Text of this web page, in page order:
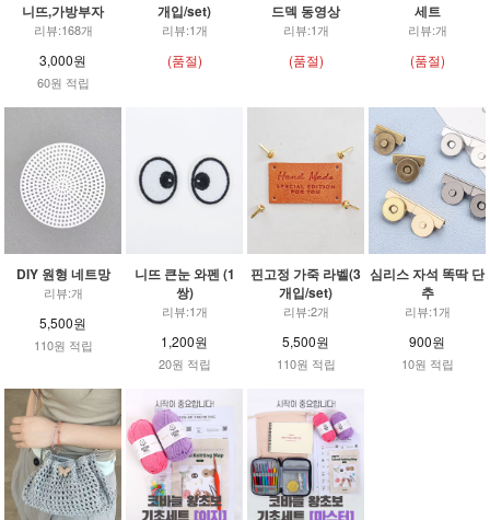
니뜨,가방부자
리뷰:168개
3,000원
60원 적립
개입/set)
리뷰:1개
(품절)
드덱 동영상
리뷰:1개
(품절)
세트
리뷰:개
(품절)
DIY 원형 네트망
리뷰:개
5,500원
110원 적립
니뜨 큰눈 와펜 (1
쌍)
리뷰:1개
1,200원
20원 적립
핀고정 가죽 라벨(3
개입/set)
리뷰:2개
5,500원
110원 적립
심리스 자석 똑딱 단
추
리뷰:1개
900원
10원 적립